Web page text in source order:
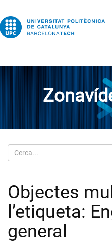
Cerca
Objectes
l’etiqueta:
general